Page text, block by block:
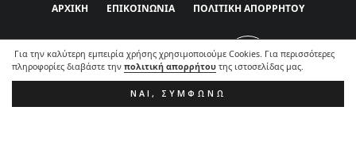
Για την καλύτερη εμπειρία χρήσης χρησιμοποιούμε Cookies. Για περισσότερες
πληροφορίες διαβάστε την πολιτική απορρήτου της ιστοσελίδας μας.
ΝΑΙ, ΣΥΜΦΩΝΏ
ΑΡΧΙΚΗ ΕΠΙΚΟΙΝΩΝΙΑ ΠΟΛΙΤΙΚΗ ΑΠΟΡΡΗΤΟΥ